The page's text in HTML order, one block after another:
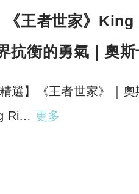
《王者世家》
抗衡的勇氣｜奧
選】《王者世家》｜
Ri… 更多